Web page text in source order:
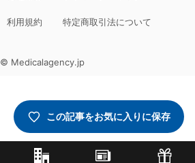
この記事をお気に入りに保存
利用規約 特定商取引法について
© Medicalagency.jp